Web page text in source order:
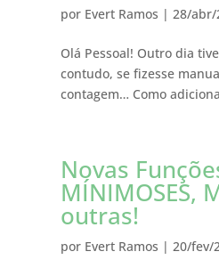
por Evert Ramos | 28/abr/
Olá Pessoal! Outro dia
contudo, se fizesse
contagem… Como
Novas
MÍNIMOSES,
outras!
por Evert Ramos | 20/fev/